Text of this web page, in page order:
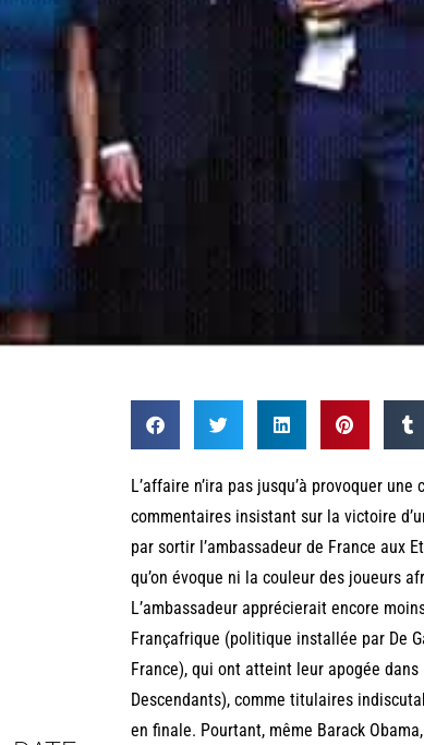
L’affaire n’ira pas jusqu’à provoquer
commentaires insistant sur la victoire
par sortir l’ambassadeur de France aux
qu’on évoque ni la couleur des joueurs
L’ambassadeur apprécierait encore
Françafrique (politique installée par De
France), qui ont atteint leur apogée
Descendants), comme titulaires
en finale. Pourtant, même Barack